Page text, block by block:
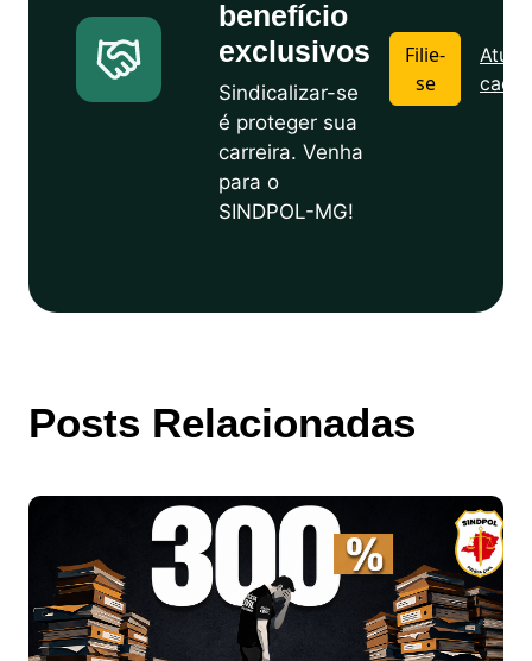
benefício
exclusivos
Sindicalizar-se
é proteger sua
carreira. Venha
para o
SINDPOL-MG!
Filie-
se
Posts Relacionadas